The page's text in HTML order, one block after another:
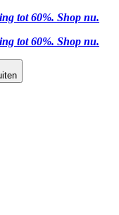
tot 60%. Shop nu.
tot 60%. Shop nu.